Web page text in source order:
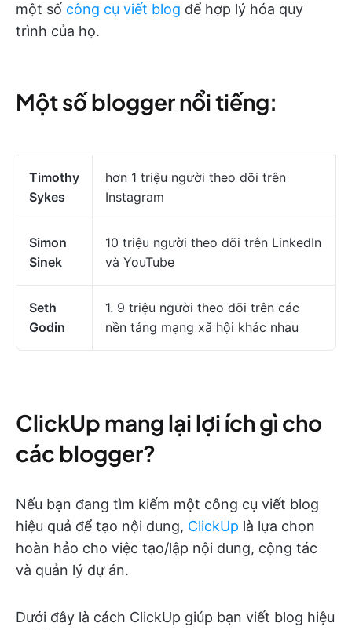
một số công cụ viết blog để hợp lý hóa quy
trình của họ.
Một số blogger nổi tiếng:
Timothy
Sykes
hơn 1 triệu người theo dõi trên
Instagram
Simon
Sinek
10 triệu người theo dõi trên LinkedIn
và YouTube
Seth
Godin
1. 9 triệu người theo dõi trên các
nền tảng mạng xã hội khác nhau
ClickUp mang lại lợi ích gì cho
các blogger?
Nếu bạn đang tìm kiếm một công cụ viết blog
hiệu quả để tạo nội dung, ClickUp là lựa chọn
hoàn hảo cho việc tạo/lập nội dung, cộng tác
và quản lý dự án.
Dưới đây là cách ClickUp giúp bạn viết blog hiệu